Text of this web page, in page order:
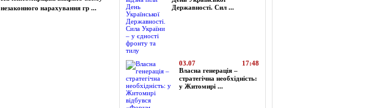
незаконного нарахування гр ...
Державності. Сил ...
03.07
17:48
Власна генерація –
стратегічна необхідність:
у Житомирі ...